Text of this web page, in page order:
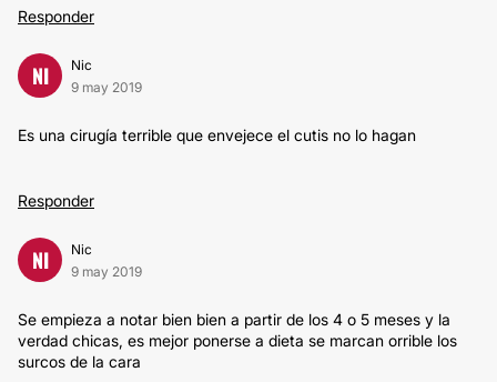
Responder
NI
Nic
9 may 2019
Es una cirugía terrible que envejece el cutis no lo hagan
Responder
NI
Nic
9 may 2019
Se empieza a notar bien bien a partir de los 4 o 5 meses y la
verdad chicas, es mejor ponerse a dieta se marcan orrible los
surcos de la cara